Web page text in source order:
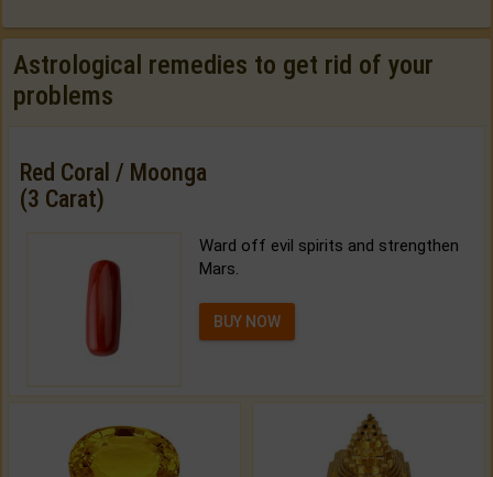
Astrological remedies to get rid of your
problems
Red Coral / Moonga
(3 Carat)
Ward off evil spirits and strengthen
Mars.
BUY NOW